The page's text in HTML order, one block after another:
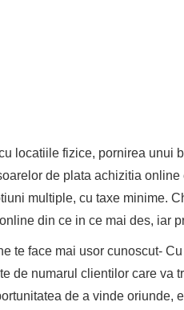
locatiile fizice, pornirea unui
de plata achizitia
multiple, cu taxe minime.
din ce in ce mai des, iar
te face mai usor cunoscut-
de numarul clientilor care va
de a vinde oriunde,